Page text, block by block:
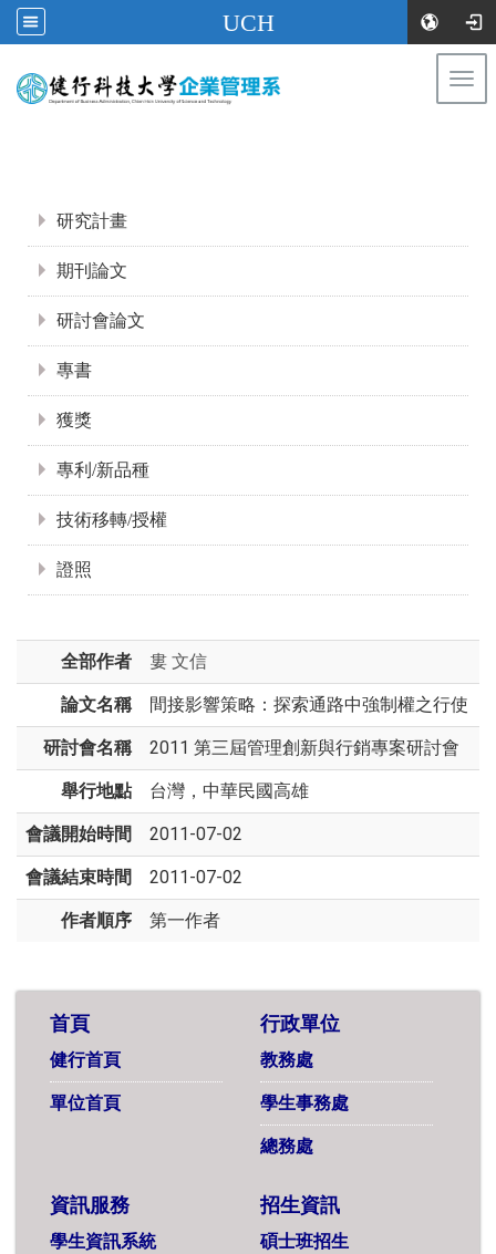
UCH
研究計畫
期刊論文
研討會論文
專書
獲獎
專利/新品種
技術移轉/授權
證照
全部作者 婁 文信
論文名稱 間接影響策略：探索通路中強制權之行使
研討會名稱 2011 第三屆管理創新與行銷專案研討會
舉行地點 台灣，中華民國高雄
會議開始時間 2011-07-02
會議結束時間 2011-07-02
作者順序 第一作者
首頁
健行首頁
單位首頁
行政單位
教務處
學生事務處
總務處
資訊服務
學生資訊系統
招生資訊
碩士班招生